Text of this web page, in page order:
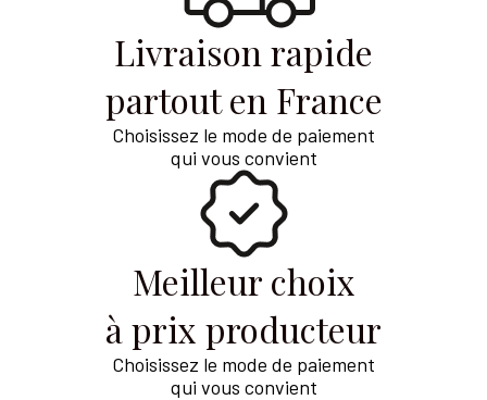
Livraison rapide
partout en France
Choisissez le mode de paiement
qui vous convient
Meilleur choix
à prix producteur
Choisissez le mode de paiement
qui vous convient